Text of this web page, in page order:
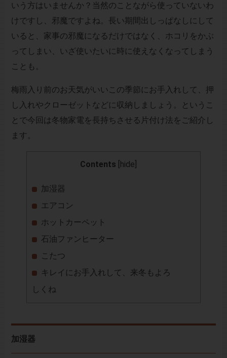
いう方はいませんか？当然のことながら使っていないわ
けですし、邪魔ですよね。長い期間出しっぱなしにして
いると、家事の邪魔になるだけではなく、ホコリをかぶ
ってしまい、いざ使いたいに時に使えなくなってしまう
ことも。
梅雨入り前のお天気がいいこの季節にお手入れして、押
し入れやクローゼットなどに収納しましょう。というこ
とで今回は冬物家電を長持ちさせる片付け法をご紹介し
ます。
Contents hide
加湿器
エアコン
ホットカーペット
石油ファンヒーター
こたつ
キレイにお手入れして、来冬もよろ
しくね
加湿器